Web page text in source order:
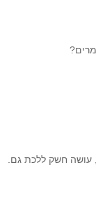
עושה חשק ללכת גם.